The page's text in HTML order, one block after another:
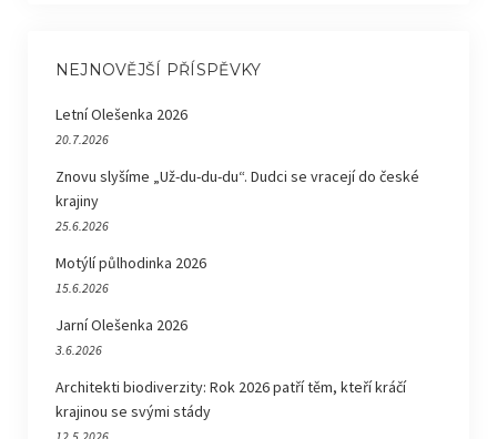
NEJNOVĚJŠÍ PŘÍSPĚVKY
Letní Olešenka 2026
20.7.2026
Znovu slyšíme „Už-du-du-du“. Dudci se vracejí do české
krajiny
25.6.2026
Motýlí půlhodinka 2026
15.6.2026
Jarní Olešenka 2026
3.6.2026
Architekti biodiverzity: Rok 2026 patří těm, kteří kráčí
krajinou se svými stády